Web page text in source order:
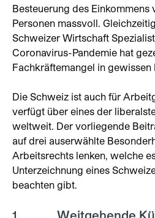
Besteuerung des Einkommens
Personen massvoll.
Schweizer Wirtschaft
Coronavirus-Pandemie hat
Fachkräftemangel in gewissen
Die Schweiz ist auch für
verfügt über eines der
weltweit. Der vorliegende
auf drei auserwählte
Arbeitsrechts lenken, welche
Unterzeichnung eines
beachten gibt.
1. Weitgehende